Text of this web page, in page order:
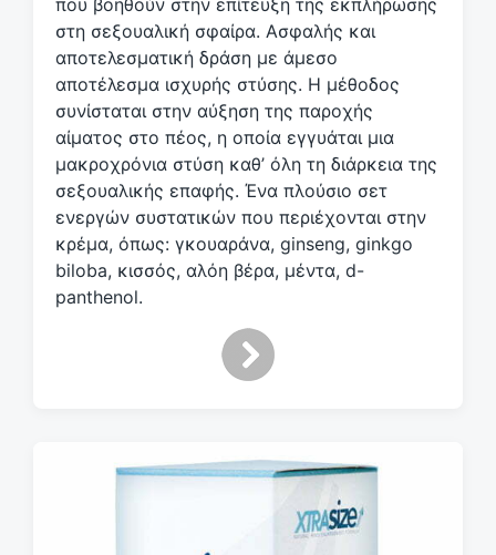
έ
α
που βοηθούν στην επίτευξη της εκπλήρωσης
στη σεξουαλική σφαίρα. Ασφαλής και
αποτελεσματική δράση με άμεσο
αποτέλεσμα ισχυρής στύσης. Η μέθοδος
συνίσταται στην αύξηση της παροχής
αίματος στο πέος, η οποία εγγυάται μια
μακροχρόνια στύση καθ’ όλη τη διάρκεια της
σεξουαλικής επαφής. Ένα πλούσιο σετ
ενεργών συστατικών που περιέχονται στην
κρέμα, όπως: γκουαράνα, ginseng, ginkgo
biloba, κισσός, αλόη βέρα, μέντα, d-
panthenol.